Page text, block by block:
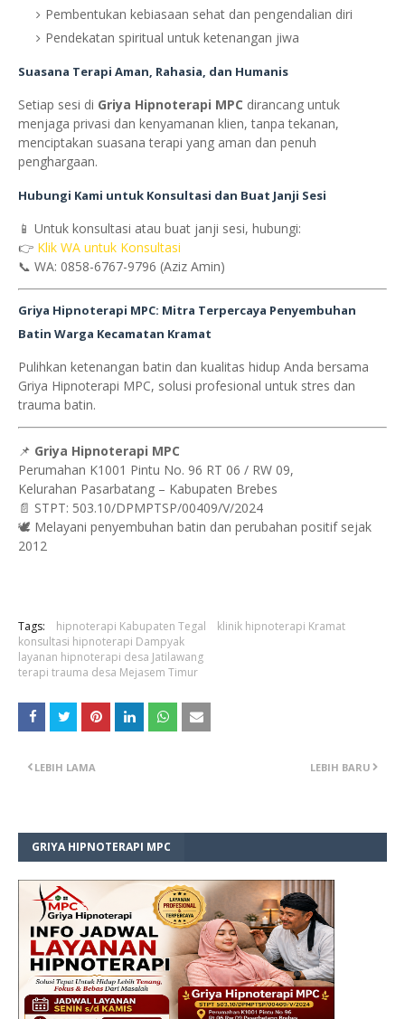
Pembentukan kebiasaan sehat dan pengendalian diri
Pendekatan spiritual untuk ketenangan jiwa
Suasana Terapi Aman, Rahasia, dan Humanis
Setiap sesi di Griya Hipnoterapi MPC dirancang untuk
menjaga privasi dan kenyamanan klien, tanpa tekanan,
menciptakan suasana terapi yang aman dan penuh
penghargaan.
Hubungi Kami untuk Konsultasi dan Buat Janji Sesi
📱 Untuk konsultasi atau buat janji sesi, hubungi:
👉 Klik WA untuk Konsultasi
📞 WA: 0858-6767-9796 (Aziz Amin)
Griya Hipnoterapi MPC: Mitra Terpercaya Penyembuhan
Batin Warga Kecamatan Kramat
Pulihkan ketenangan batin dan kualitas hidup Anda bersama
Griya Hipnoterapi MPC, solusi profesional untuk stres dan
trauma batin.
📌 Griya Hipnoterapi MPC
Perumahan K1001 Pintu No. 96 RT 06 / RW 09,
Kelurahan Pasarbatang – Kabupaten Brebes
📄 STPT: 503.10/DPMPTSP/00409/V/2024
🕊 Melayani penyembuhan batin dan perubahan positif sejak
2012
Tags: hipnoterapi Kabupaten Tegal
klinik hipnoterapi Kramat
konsultasi hipnoterapi Dampyak
layanan hipnoterapi desa Jatilawang
terapi trauma desa Mejasem Timur
LEBIH BARU
LEBIH LAMA
GRIYA HIPNOTERAPI MPC